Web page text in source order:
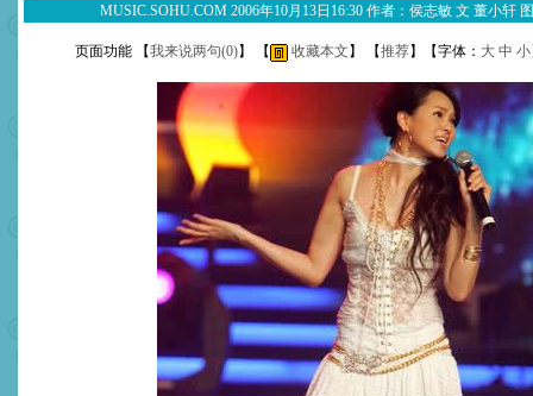
MUSIC.SOHU.COM 2006年10月13日16:30 作者：侯志敏 文 董小轩
页面功能 【我来说两句(0)】 【 收藏本文 】 【推荐】【字体： 大 中 小